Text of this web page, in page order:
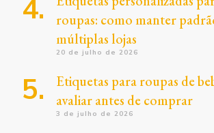
roupas: como manter
múltiplas lojas
20 de julho de 2026
Etiquetas para roupas de
avaliar antes de comprar
3 de julho de 2026